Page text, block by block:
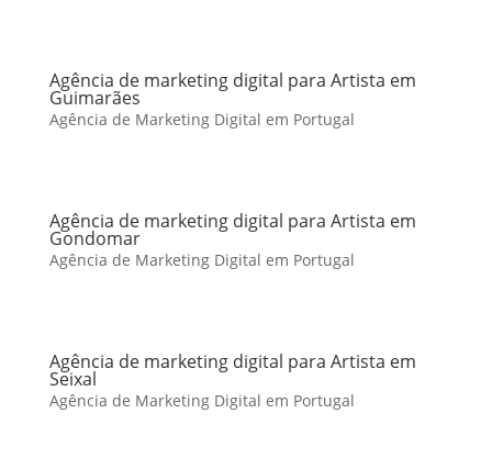
Agência de marketing digital para Artista em
Guimarães
Agência de Marketing Digital em Portugal
Agência de marketing digital para Artista em
Gondomar
Agência de Marketing Digital em Portugal
Agência de marketing digital para Artista em
Seixal
Agência de Marketing Digital em Portugal